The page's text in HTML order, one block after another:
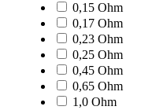
0,15 Ohm
0,17 Ohm
0,23 Ohm
0,25 Ohm
0,45 Ohm
0,65 Ohm
1,0 Ohm